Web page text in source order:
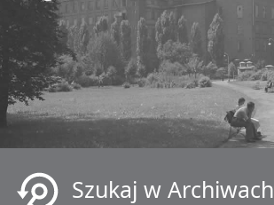
Szukaj w Archiwach